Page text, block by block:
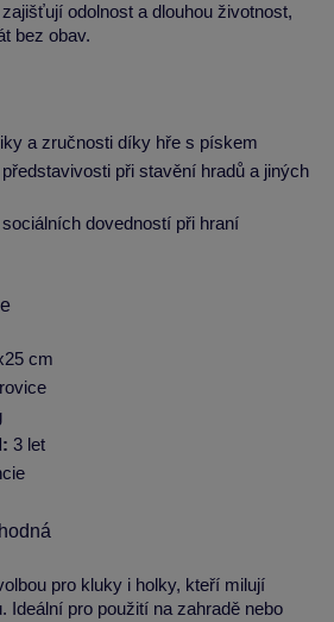
odolnost a dlouhou životnost,
bez obav.
a zručnosti díky hře s pískem
při stavění hradů a jiných
dovedností při hraní
cm
3 let
pro kluky i holky, kteří milují
Ideální pro použití na zahradě nebo